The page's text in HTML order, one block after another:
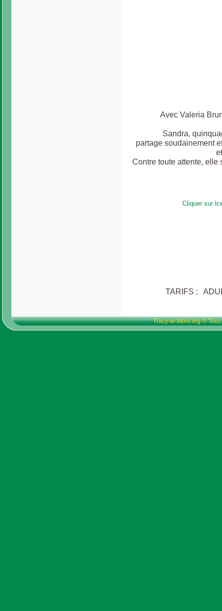
Avec Valeria
Sandra,
partage soudainement
Contre toute attente, elle
Cliquer sur
TARIFS :
Tracy-le-Mont.org ©